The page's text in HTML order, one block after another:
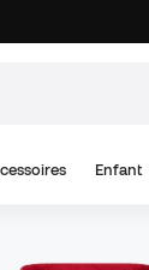
Enfant